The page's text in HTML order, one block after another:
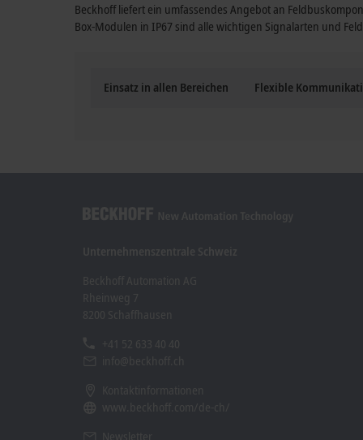
Beckhoff liefert ein umfassendes Angebot an
Box-Modulen in IP67 sind alle wichtigen Signalarten und
Einsatz in allen Bereichen Flexible